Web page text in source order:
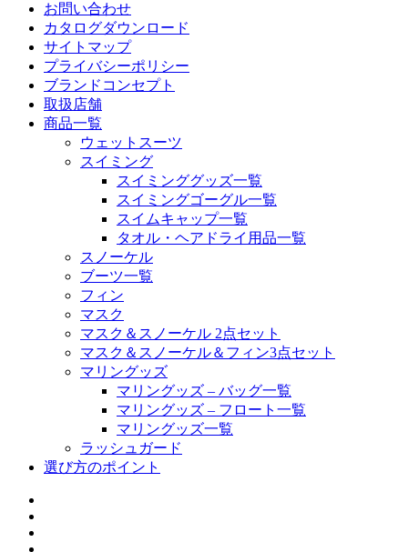
お問い合わせ
カタログダウンロード
サイトマップ
プライバシーポリシー
ブランドコンセプト
取扱店舗
商品一覧
ウェットスーツ
スイミング
スイミンググッズ一覧
スイミングゴーグル一覧
スイムキャップ一覧
タオル・ヘアドライ用品一覧
スノーケル
ブーツ一覧
フィン
マスク
マスク＆スノーケル 2点セット
マスク＆スノーケル＆フィン3点セット
マリングッズ
マリングッズ – バッグ一覧
マリングッズ – フロート一覧
マリングッズ一覧
ラッシュガード
選び方のポイント